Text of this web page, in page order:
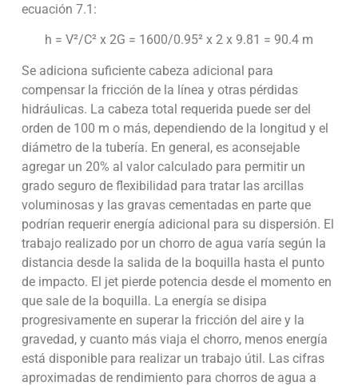
ecuación 7.1:
h = V²/C² x 2G = 1600/0.95² x 2 x 9.81 = 90.4 m
Se adiciona suficiente cabeza adicional para
compensar la fricción de la línea y otras pérdidas
hidráulicas. La cabeza total requerida puede ser del
orden de 100 m o más, dependiendo de la longitud y el
diámetro de la tubería. En general, es aconsejable
agregar un 20% al valor calculado para permitir un
grado seguro de flexibilidad para tratar las arcillas
voluminosas y las gravas cementadas en parte que
podrían requerir energía adicional para su dispersión. El
trabajo realizado por un chorro de agua varía según la
distancia desde la salida de la boquilla hasta el punto
de impacto. El jet pierde potencia desde el momento en
que sale de la boquilla. La energía se disipa
progresivamente en superar la fricción del aire y la
gravedad, y cuanto más viaja el chorro, menos energía
está disponible para realizar un trabajo útil. Las cifras
aproximadas de rendimiento para chorros de agua a